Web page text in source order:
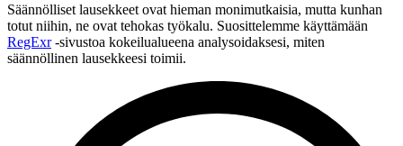
Säännölliset lausekkeet ovat hieman monimutkaisia, mutta kunhan
totut niihin, ne ovat tehokas työkalu. Suosittelemme käyttämään
RegExr-sivustoa kokeilualueena analysoidaksesi, miten
säännöllinen lausekkeesi toimii.